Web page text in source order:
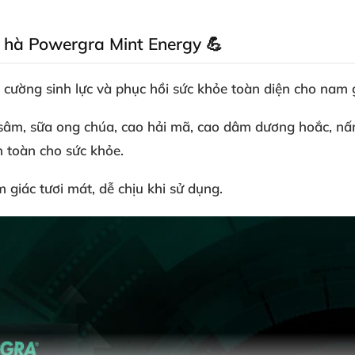
Powergra Mint Energy 💪
sinh lực và phục hồi sức khỏe toàn diện cho nam
sữa ong chúa, cao hải mã, cao dâm dương hoắc,
cho sức khỏe.
giác tươi mát, dễ chịu khi sử dụng.